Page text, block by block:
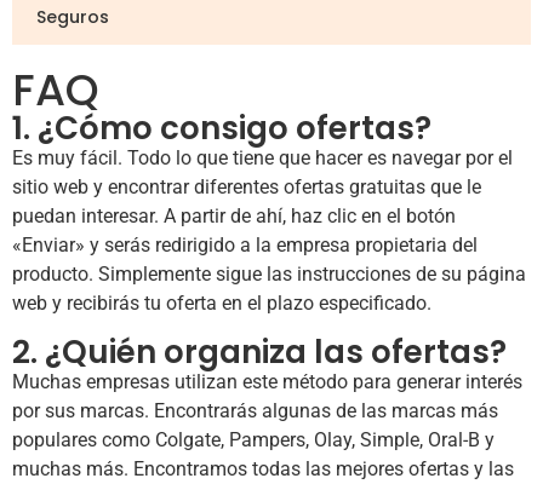
Seguros
FAQ
1. ¿Cómo consigo ofertas?
Es muy fácil. Todo lo que tiene que hacer es navegar por el
sitio web y encontrar diferentes ofertas gratuitas que le
puedan interesar. A partir de ahí, haz clic en el botón
«Enviar» y serás redirigido a la empresa propietaria del
producto. Simplemente sigue las instrucciones de su página
web y recibirás tu oferta en el plazo especificado.
2. ¿Quién organiza las ofertas?
Muchas empresas utilizan este método para generar interés
por sus marcas. Encontrarás algunas de las marcas más
populares como Colgate, Pampers, Olay, Simple, Oral-B y
muchas más. Encontramos todas las mejores ofertas y las